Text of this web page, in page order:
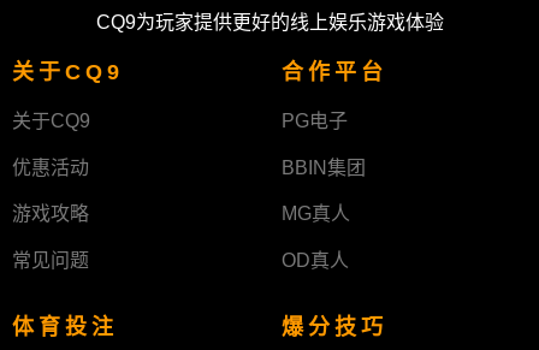
CQ9为玩家提供更好的线上娱乐游戏体验
关于CQ9
关于CQ9
优惠活动
游戏攻略
常见问题
合作平台
PG电子
BBIN集团
MG真人
OD真人
体育投注 爆分技巧